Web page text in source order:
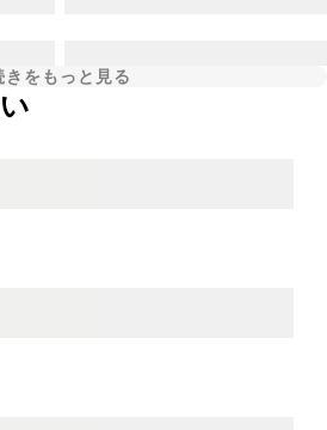
きをもっと見る